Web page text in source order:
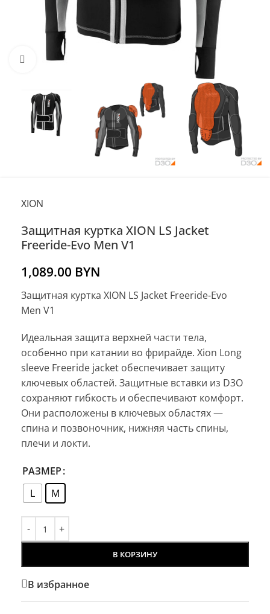
Нажмите, чтобы увеличить
XION
Защитная куртка XION LS Jacket
Freeride-Evo Men V1
1,089.00 BYN
Защитная куртка XION LS Jacket Freeride-Evo
Men V1
Идеальная защита верхней части тела,
особенно при катании во фрирайде. Xion Long
sleeve Freeride jacket обеспечивает защиту
ключевых областей. Защитные вставки из D3O
сохраняют гибкость и обеспечивают комфорт.
Они расположены в ключевых областях —
спина и позвоночник, нижняя часть спины,
плечи и локти.
РАЗМЕР
L
M
В КОРЗИНУ
В избранное